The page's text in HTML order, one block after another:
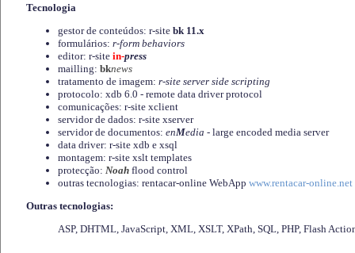
Tecnologia
gestor de conteúdos: r-site bk 11.x
formulários: r-form behaviors
editor: r-site in-press
mailling: bknews
tratamento de imagem: r-site server side scripting
protocolo: xdb 6.0 - remote data driver protocol
comunicações: r-site xclient
servidor de dados: r-site xserver
servidor de documentos: enMedia - large encoded media server
data driver: r-site xdb e xsql
montagem: r-site xslt templates
protecção: Noah flood control
outras tecnologias: rentacar-online WebApp www.rentacar-online.net
Outras tecnologias:
ASP, DHTML, JavaScript, XML, XSLT, XPath, SQL, PHP, Flash